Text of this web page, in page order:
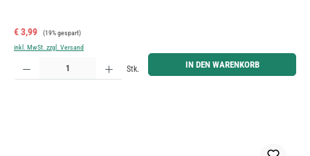
Verkaufspreis:
€ 3,99 Regulärer Preis:
(19% gespart)
inkl. MwSt. zzgl. Versand
Produkt Anzahl: Gib den gewünschten Wert ein oder benutze die Schaltflächen um die Anzahl zu
Stk. IN DEN WARENKORB